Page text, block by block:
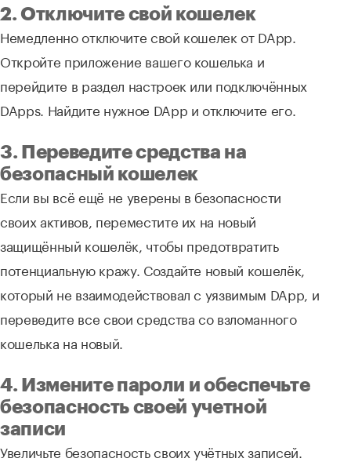
2. Отключите свой кошелек
Немедленно отключите свой кошелек от DApp.
Откройте приложение вашего кошелька и
перейдите в раздел настроек или подключённых
DApps. Найдите нужное DApp и отключите его.
3. Переведите средства на
безопасный кошелек
Если вы всё ещё не уверены в безопасности
своих активов, переместите их на новый
защищённый кошелёк, чтобы предотвратить
потенциальную кражу. Создайте новый кошелёк,
который не взаимодействовал с уязвимым DApp, и
переведите все свои средства со взломанного
кошелька на новый.
4. Измените пароли и обеспечьте
безопасность своей учетной
записи
Увеличьте безопасность своих учётных записей.